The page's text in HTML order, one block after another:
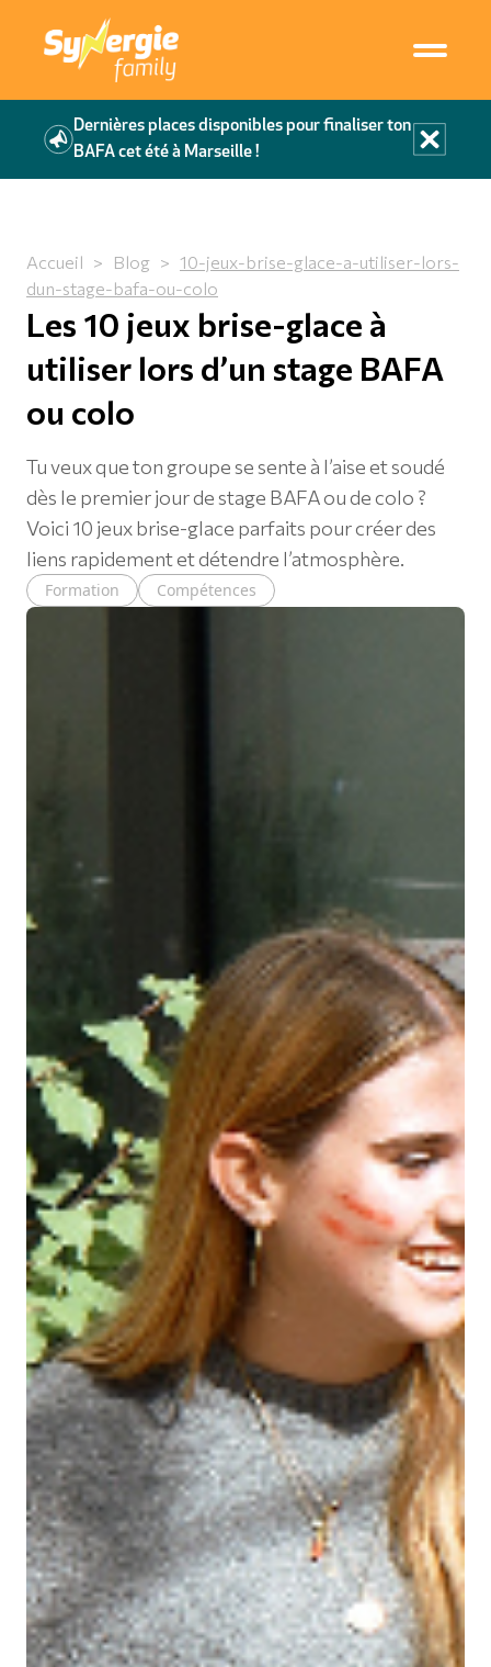
Dernières places disponibles pour finaliser ton
BAFA cet été à Marseille !
Accueil > Blog > 10-jeux-brise-glace-a-utiliser-lors-
dun-stage-bafa-ou-colo
Les 10 jeux brise-glace à
utiliser lors d’un stage BAFA
ou colo
Tu veux que ton groupe se sente à l’aise et soudé
dès le premier jour de stage BAFA ou de colo ?
Voici 10 jeux brise-glace parfaits pour créer des
liens rapidement et détendre l’atmosphère.
Formation Compétences